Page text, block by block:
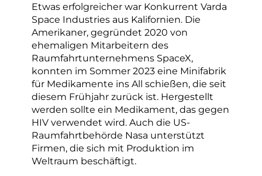
Etwas erfolgreicher war Konkurrent Varda
Space Industries aus Kalifornien. Die
Amerikaner, gegründet 2020 von
ehemaligen Mitarbeitern des
Raumfahrtunternehmens SpaceX,
konnten im Sommer 2023 eine Minifabrik
für Medikamente ins All schießen, die seit
diesem Frühjahr zurück ist. Hergestellt
werden sollte ein Medikament, das gegen
HIV verwendet wird. Auch die US-
Raumfahrtbehörde Nasa unterstützt
Firmen, die sich mit Produktion im
Weltraum beschäftigt.